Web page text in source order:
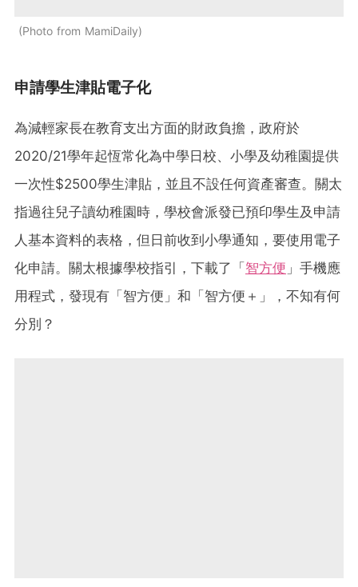
Photo from MamiDaily
申請學生津貼電子化
為減輕家長在教育支出方面的財政負擔，政府於
2020/21學年起恆常化為中學日校、小學及幼稚園提供
一次性$2500學生津貼，並且不設任何資產審查。關太
指過往兒子讀幼稚園時，學校會派發已預印學生及申請
人基本資料的表格，但日前收到小學通知，要使用電子
化申請。關太根據學校指引，下載了「智方便 」手機應
用程式，發現有「智方便」和「智方便＋」，不知有何
分別？